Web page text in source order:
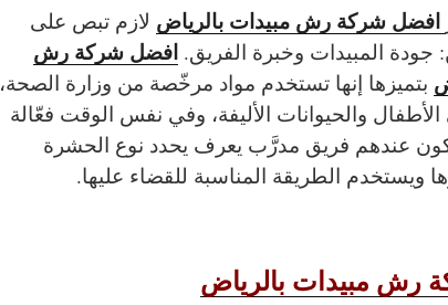
افضل شركة رش مبيدات بالرياض لازم تبص على
جودة المبيدات وخبرة الفريق. افضل شركة رش
بتميزها إنها تستخدم مواد مرخّصة من وزارة الصحة،
والحيوانات الأليفة، وفي نفس الوقت فعّالة
عندهم فريق مدرَّب يعرف يحدد نوع الحشرة
ويستخدم الطريقة المناسبة للقضاء عليها.
رش مبيدات بالرياض